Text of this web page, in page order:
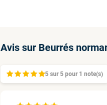
Avis sur Beurrés
5 sur 5 pour 1note(s)